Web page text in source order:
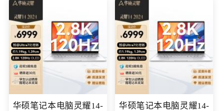
华硕笔记本电脑灵耀14-
华硕笔记本电脑灵耀14-